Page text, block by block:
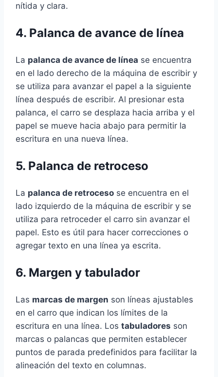
nítida y clara.
4. Palanca de avance de línea
La palanca de avance de línea se encuentra
en el lado derecho de la máquina de escribir y
se utiliza para avanzar el papel a la siguiente
línea después de escribir. Al presionar esta
palanca, el carro se desplaza hacia arriba y el
papel se mueve hacia abajo para permitir la
escritura en una nueva línea.
5. Palanca de retroceso
La palanca de retroceso se encuentra en el
lado izquierdo de la máquina de escribir y se
utiliza para retroceder el carro sin avanzar el
papel. Esto es útil para hacer correcciones o
agregar texto en una línea ya escrita.
6. Margen y tabulador
Las marcas de margen son líneas ajustables
en el carro que indican los límites de la
escritura en una línea. Los tabuladores son
marcas o palancas que permiten establecer
puntos de parada predefinidos para facilitar la
alineación del texto en columnas.